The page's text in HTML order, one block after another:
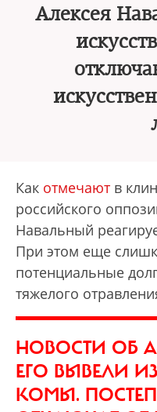
Алексея
Как отмечают в
российского
Навальный
При этом еще
потенциальные
тяжелого
НОВОСТИ ОБ
ЕГО ВЫВЕЛИ
КОМЫ.